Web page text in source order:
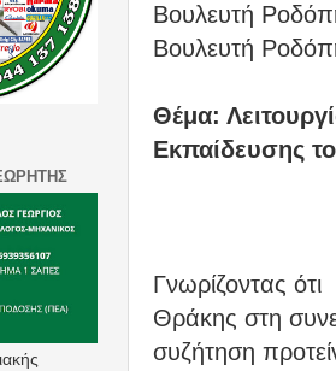
Βουλευτή
Βουλευτή
Θέμα:
Εκπαίδευσης
Γνωρίζοντας ότι
Θράκης στη
συζήτηση